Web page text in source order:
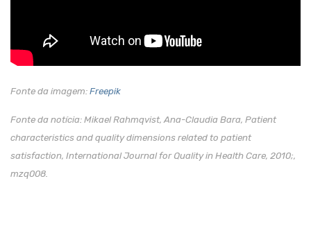
Fonte da imagem: Freepik
Fonte da notícia: Mikael Rahmqvist, Ana-Claudia Bara, Patient
characteristics and quality dimensions related to patient
satisfaction, International Journal for Quality in Health Care, 2010;,
mzq008.